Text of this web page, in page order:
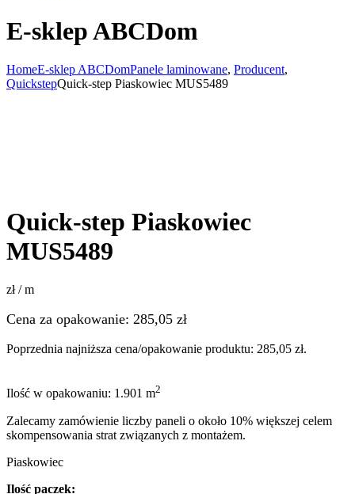
E-sklep ABCDom
HomeE-sklep ABCDomPanele laminowane, Producent,
QuickstepQuick-step Piaskowiec MUS5489
Quick-step Piaskowiec
MUS5489
zł / m
Cena za opakowanie: 285,05 zł
Poprzednia najniższa cena/opakowanie produktu: 285,05 zł.
Ilość w opakowaniu: 1.901 m2
Zalecamy zamówienie liczby paneli o około 10% większej celem
skompensowania strat związanych z montażem.
Piaskowiec
Ilość paczek: